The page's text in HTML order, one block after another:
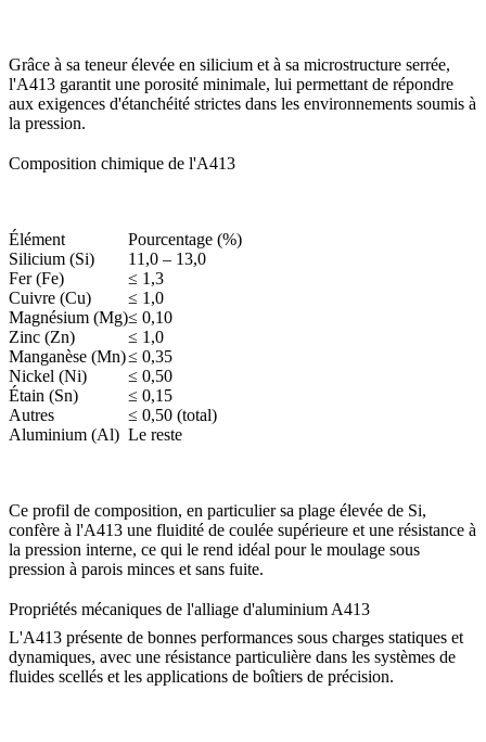
Grâce à sa teneur élevée en silicium et à sa microstructure serrée,
l'A413 garantit une porosité minimale, lui permettant de répondre
aux exigences d'étanchéité strictes dans les environnements soumis à
la pression.
Composition chimique de l'A413
Élément
Pourcentage (%)
Silicium (Si)
11,0 – 13,0
Fer (Fe)
≤ 1,3
Cuivre (Cu)
≤ 1,0
Magnésium (Mg)≤ 0,10
Zinc (Zn)
≤ 1,0
Manganèse (Mn)≤ 0,35
Nickel (Ni)
≤ 0,50
Étain (Sn)
≤ 0,15
Autres
≤ 0,50 (total)
Aluminium (Al) Le reste
Ce profil de composition, en particulier sa plage élevée de Si,
confère à l'A413 une fluidité de coulée supérieure et une résistance à
la pression interne, ce qui le rend idéal pour le moulage sous
pression à parois minces et sans fuite.
Propriétés mécaniques de l'alliage d'aluminium A413
L'A413 présente de bonnes performances sous charges statiques et
dynamiques, avec une résistance particulière dans les systèmes de
fluides scellés et les applications de boîtiers de précision.